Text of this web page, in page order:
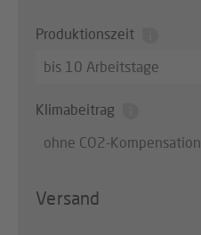
Produktionszeit
bis 10 Arbeitstage
Klimabeitrag
ohne CO2-Kompensation
Versand